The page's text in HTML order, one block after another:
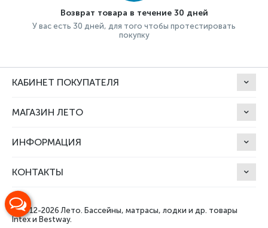
Возврат товара в течение 30 дней
У вас есть 30 дней, для того чтобы протестировать
покупку
КАБИНЕТ ПОКУПАТЕЛЯ
МАГАЗИН ЛЕТО
ИНФОРМАЦИЯ
КОНТАКТЫ
© 2012-2026 Лето. Бассейны, матрасы, лодки и др. товары
Intex и Bestway.